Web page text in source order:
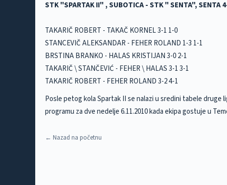
STK "SPARTAK II" , SUBOTICA - STK " SENTA", SENTA
TAKARIČ ROBERT - TAKAČ KORNEL 3-1 1-0
STANCEVIČ ALEKSANDAR - FEHER ROLAND 1-3 1-1
BRSTINA BRANKO - HALAS KRISTIJAN 3-0 2-1
TAKARIČ \ STANČEVIĆ - FEHER \ HALAS 3-1 3-1
TAKARIČ ROBERT - FEHER ROLAND 3-2 4-1
Posle petog kola Spartak II se nalazi u sredini tabele druge
programu za dve nedelje 6.11.2010 kada ekipa gostuje u
← Nazad na početnu